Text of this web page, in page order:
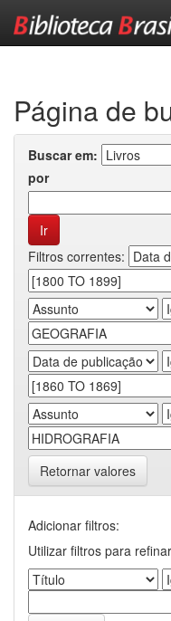
Página de
Buscar em:
por
Filtros correntes:
Retornar valores
Adicionar filtros:
Utilizar filtros para